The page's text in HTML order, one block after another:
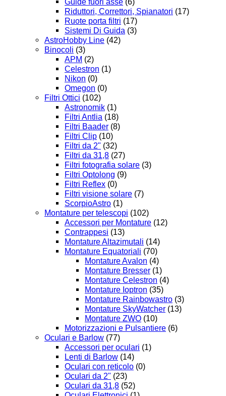
Riduttori, Correttori, Spianatori (17)
Ruote porta filtri (17)
Sistemi Di Guida (3)
AstroHobby Line (42)
Binocoli (3)
APM (2)
Celestron (1)
Nikon (0)
Omegon (0)
Filtri Ottici (102)
Astronomik (1)
Filtri Antlia (18)
Filtri Baader (8)
Filtri Clip (10)
Filtri da 2" (32)
Filtri da 31,8 (27)
Filtri fotografia solare (3)
Filtri Optolong (9)
Filtri Reflex (0)
Filtri visione solare (7)
ScorpioAstro (1)
Montature per telescopi (102)
Accessori per Montature (12)
Contrappesi (13)
Montature Altazimutali (14)
Montature Equatoriali (70)
Montature Avalon (4)
Montature Bresser (1)
Montature Celestron (4)
Montature Ioptron (35)
Montature Rainbowastro (3)
Montature SkyWatcher (13)
Montature ZWO (10)
Motorizzazioni e Pulsantiere (6)
Oculari e Barlow (77)
Accessori per oculari (1)
Lenti di Barlow (14)
Oculari con reticolo (0)
Oculari da 2" (23)
Oculari da 31,8 (52)